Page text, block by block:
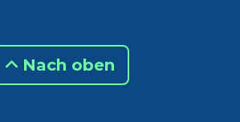
Nach oben